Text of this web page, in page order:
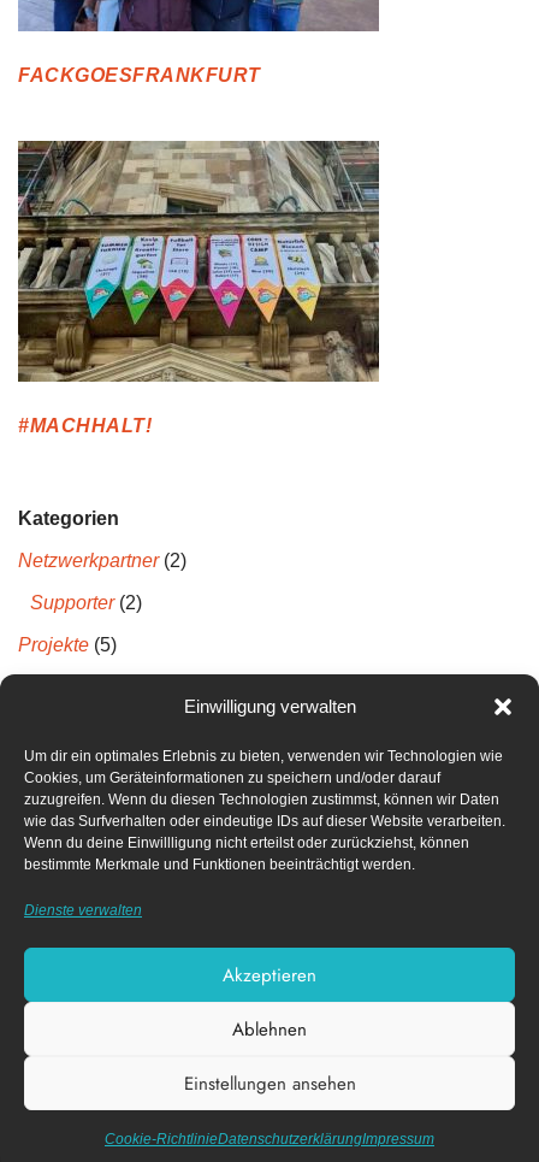
Einwilligung verwalten
Um dir ein optimales Erlebnis zu bieten, verwenden wir Technologien wie
Cookies, um Geräteinformationen zu speichern und/oder darauf
zuzugreifen. Wenn du diesen Technologien zustimmst, können wir Daten
wie das Surfverhalten oder eindeutige IDs auf dieser Website verarbeiten.
Wenn du deine Einwillligung nicht erteilst oder zurückziehst, können
bestimmte Merkmale und Funktionen beeinträchtigt werden.
Dienste verwalten
Akzeptieren
Ablehnen
Einstellungen ansehen
Cookie-RichtlinieDatenschutz­erklärungImpressum
FACKGOESFRANKFURT
#MACHHALT!
Kategorien
Netzwerkpartner(2)
Supporter(2)
Projekte (5)
Neueste Kommentare
Archiv
Impressum
Cookie-Richtlinie (EU)
© FACK e.V.| Design vonNico Schmidt
Diese Webseite nutzt funktionale Cookies.
X
Akzeptieren
Datenschutzerklärung